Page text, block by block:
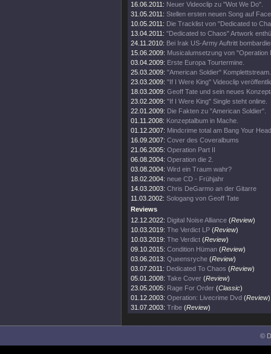
16.06.2011: Neuer Videoclip zu "Wot We Do".
31.05.2011: Stellen ersten neuen Song auf
10.05.2011: Die Tracklist von "Dedicated to
13.04.2011: "Dedicated to Chaos" Artwork
24.11.2010: Bei Irak US-Army Auftritt
15.06.2009: Musicalumsetzung von "Operation
03.04.2009: Erste Europa Tourtermine.
25.03.2009: "American Soldier" Komplettstream.
23.03.2009: "If I Were King" Videoclip
18.03.2009: Geoff Tate und sein neues
23.02.2009: "If I Were King" Single steht online.
22.01.2009: Die Fakten zu "American Soldier".
01.11.2008: Konzeptalbum in Mache.
01.12.2007: Mindcrime total am Bang Your
16.09.2007: Cover des Coveralbums
21.06.2005: Operation Part II
06.08.2004: Operation die 2.
03.08.2004: Wird ein Traum wahr?
18.02.2004: neue CD - Frühjahr
14.03.2003: Chris DeGarmo an der Gitarre
11.03.2002: Sologang von Geoff Tate
Reviews
12.12.2022: Digital Noise Alliance (Review)
10.03.2019: The Verdict LP (Review)
10.03.2019: The Verdict (Review)
09.10.2015: Condition Hüman (Review)
03.06.2013: Queensryche (Review)
03.07.2011: Dedicated To Chaos (Review)
05.01.2008: Take Cover (Review)
23.05.2005: Rage For Order (Classic)
01.12.2003: Operation: Livecrime Dvd (Review)
31.07.2003: Tribe (Review)
©